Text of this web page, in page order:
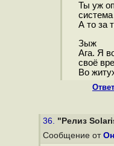
Ты уж
А то за
Зыж
Ага. Я
своё
Во
36. "Релиз
Сообщение от